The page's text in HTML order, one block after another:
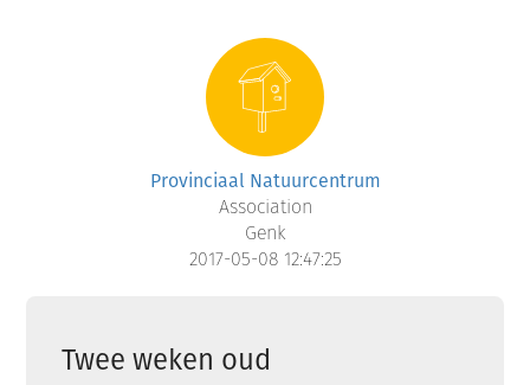
Provinciaal Natuurcentrum
Association
Genk
2017-05-08 12:47:25
Twee weken oud